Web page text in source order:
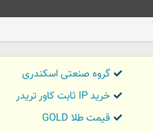
گروه صنعتی اسکندری
خرید IP ثابت کاور تریدر
قیمت طلا GOLD